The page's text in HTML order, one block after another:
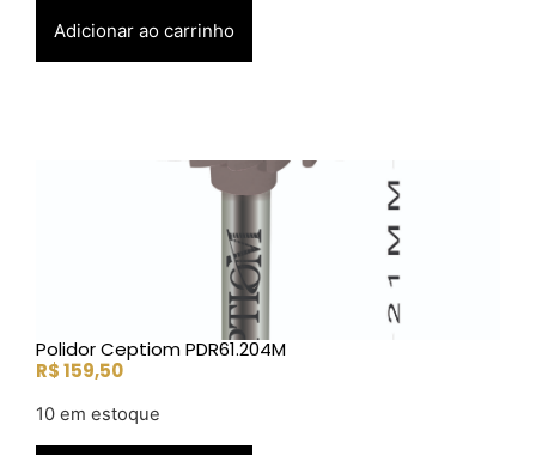
Adicionar ao carrinho
Polidor Ceptiom PDR61.204M
R$159,50
10 em estoque